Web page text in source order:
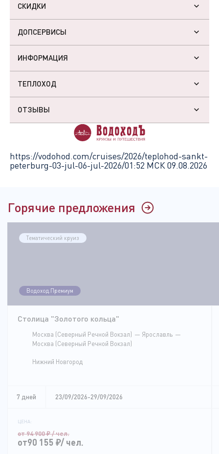
СКИДКИ
ДОПСЕРВИСЫ
ИНФОРМАЦИЯ
ТЕПЛОХОД
ОТЗЫВЫ
https://vodohod.com/cruises/2026/teplohod-sankt-
peterburg-03-jul-06-jul-2026/01:52 МСК 09.08.2026
Горячие предложения
Тематический круиз
Водоход.Премиум
Столица "Золотого кольца"
Москва (Северный Речной Вокзал)
Ярославль
Москва (Северный Речной Вокзал)
Нижний Новгород
7 дней 23/09/2026-29/09/2026
ЦЕНА:
от 94 900₽/ чел.
от90 155 ₽/ чел.